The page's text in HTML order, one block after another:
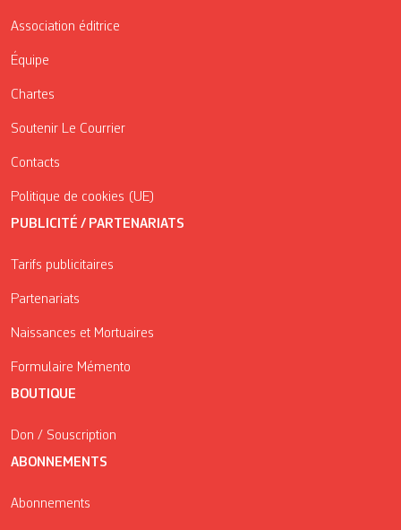
Association éditrice
Équipe
Chartes
Soutenir Le Courrier
Contacts
Politique de cookies (UE)
PUBLICITÉ / PARTENARIATS
Tarifs publicitaires
Partenariats
Naissances et Mortuaires
Formulaire Mémento
BOUTIQUE
Don / Souscription
ABONNEMENTS
Abonnements